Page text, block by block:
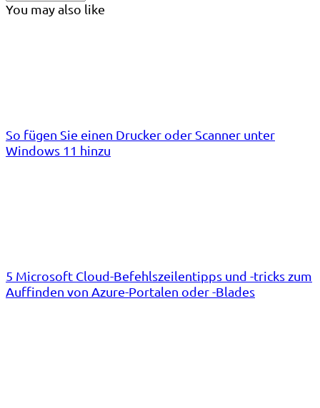
You may also like
So fügen Sie einen Drucker oder Scanner unter
Windows 11 hinzu
5 Microsoft Cloud-Befehlszeilentipps und -tricks zum
Auffinden von Azure-Portalen oder -Blades